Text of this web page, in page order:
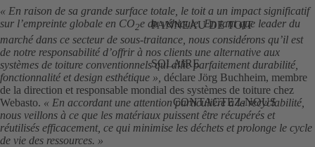
PANNEAU DE TOIT
SOLAIRE
CONTACTEZ-NOUS
« En raison de sa grande surface totale, le toit a un impact significatif
sur l’empreinte globale en CO2e du véhicule. En tant que leader du
marché dans ce secteur de sous-traitance, nous considérons qu’il est
de notre responsabilité d’offrir à nos clients une alternative aux
systèmes de toiture conventionnels qui allie parfaitement durabilité,
fonctionnalité et design esthétique », déclare Jörg Buchheim, membre
de la direction et responsable mondial des systèmes de toiture chez
Webasto. « En accordant une attention particulière à la recyclabilité,
nous veillons à ce que les matériaux puissent être récupérés et
réutilisés efficacement, ce qui minimise les déchets et prolonge le cycle
de vie des ressources. »